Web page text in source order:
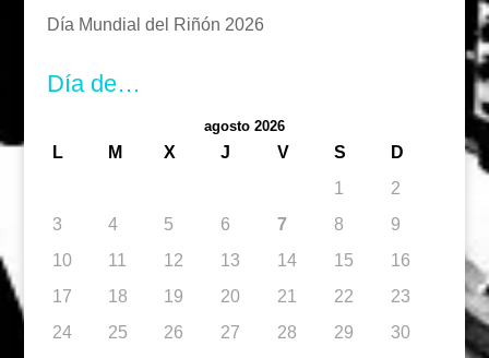
Día Mundial del Riñón 2026
Día de…
agosto 2026
L M X J V S
D
1
2
3
4 5 6 7 8
9
10
11 12 13 14 15
16
17
18 19 20 21 22
23
24
25 26 27 28 29
30